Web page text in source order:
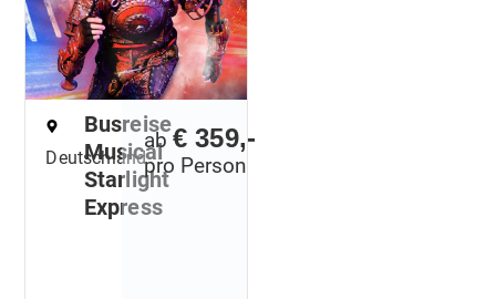
Deutschland
Busreise
Musical
Starlight
Express
ab€ 359,-
pro Person